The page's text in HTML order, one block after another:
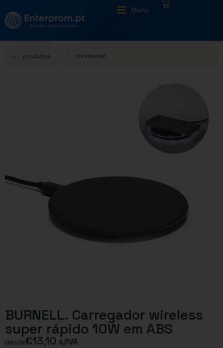
Menu
produtos
BURNELL. Carregador wireless
super rápido 10W em ABS
desde€13,10 s/IVA